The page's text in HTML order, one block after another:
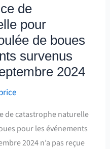
de
pour
de boues
survenus
2024
de catastrophe naturelle
pour les événements
2024 n’a pas reçue